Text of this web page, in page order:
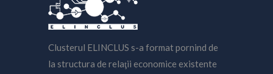
Clusterul ELINCLUS s-a format pornind de
la structura de relaţii economice existente